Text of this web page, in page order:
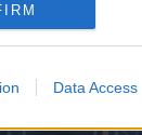
Data Access